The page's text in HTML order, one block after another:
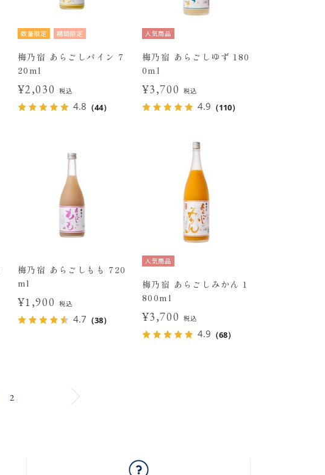
数量限定 期間限定
梅乃宿 あらごしパイン 7
20ml
¥2,030 税込
4.8 （44）
人気商品
梅乃宿 あらごしゆず 180
0ml
¥3,700 税込
4.9 （110）
梅乃宿 あらごしもも 720
ml
¥1,900 税込
4.7 （38）
人気商品
梅乃宿 あらごしみかん 1
800ml
¥3,700 税込
4.9 （68）
2